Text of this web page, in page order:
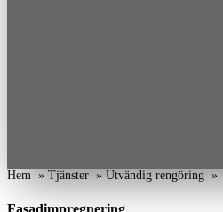
Hem » Tjänster » Utvändig rengöring »